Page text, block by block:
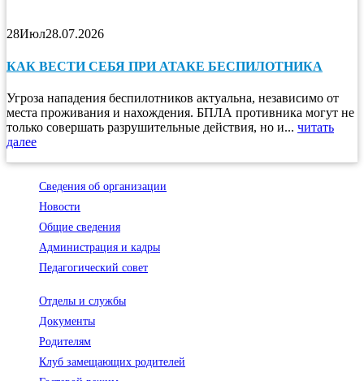
28Июл28.07.2026
КАК ВЕСТИ СЕБЯ ПРИ АТАКЕ БЕСПИЛОТНИКА
Угроза нападения беспилотников актуальна, независимо от
места проживания и нахождения. БПЛА противника могут не
только совершать разрушительные действия, но и... читать
далее
Сведения об организации
Новости
Общие сведения
Администрация и кадры
Педагогический совет
Отделы и службы
Документы
Родителям
Клуб замещающих родителей